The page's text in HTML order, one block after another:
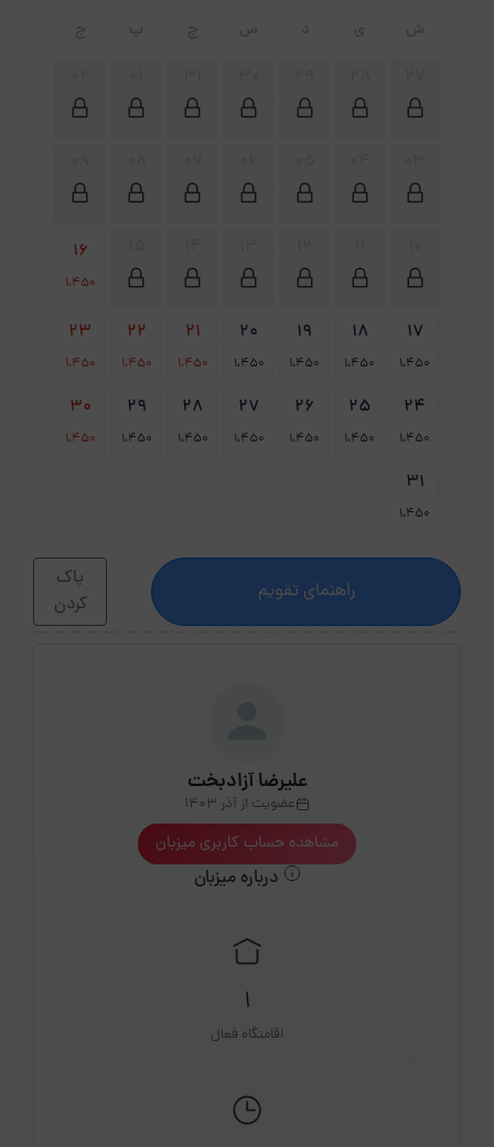
ش ی د س چ پ ج
16
1،450
17
1،450
18
1،450
19
1،450
20
1،450
21
1،450
22
1،450
23
1،450
24
1،450
25
1،450
26
1،450
27
1،450
28
1،450
29
1،450
30
1،450
31
1،450
راهنمای تقویم
پاک
کردن
علیرضا آزادبخت
عضویت از آذر 1403
مشاهده حساب کاربری میزبان
درباره میزبان
1
اقامتگاه فعال